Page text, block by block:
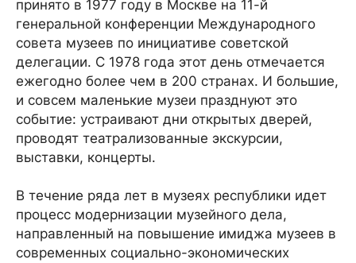
принято в 1977 году в Москве на 11-й
генеральной конференции Международного
совета музеев по инициативе советской
делегации. С 1978 года этот день отмечается
ежегодно более чем в 200 странах. И большие,
и совсем маленькие музеи празднуют это
событие: устраивают дни открытых дверей,
проводят театрализованные экскурсии,
выставки, концерты.
В течение ряда лет в музеях республики идет
процесс модернизации музейного дела,
направленный на повышение имиджа музеев в
современных социально-экономических